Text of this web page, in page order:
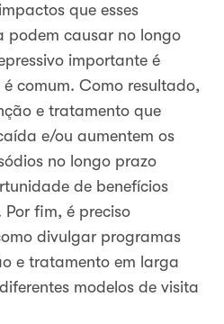
que esses
podem causar no longo
importante é
comum. Como resultado,
e tratamento que
e/ou aumentem os
no longo prazo
de benefícios
fim, é preciso
divulgar programas
e tratamento em larga
modelos de visita